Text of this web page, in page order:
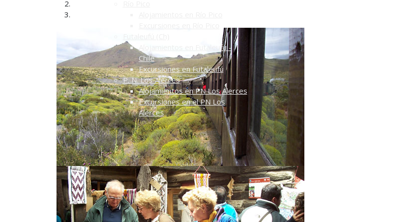
Alojamientos en Futaleufú -
Chile
Excursiones en Futaleufú
P. N. Los Alerces
Alojamientos en PN Los Alerces
Excursiones en el PN Los
Alerces